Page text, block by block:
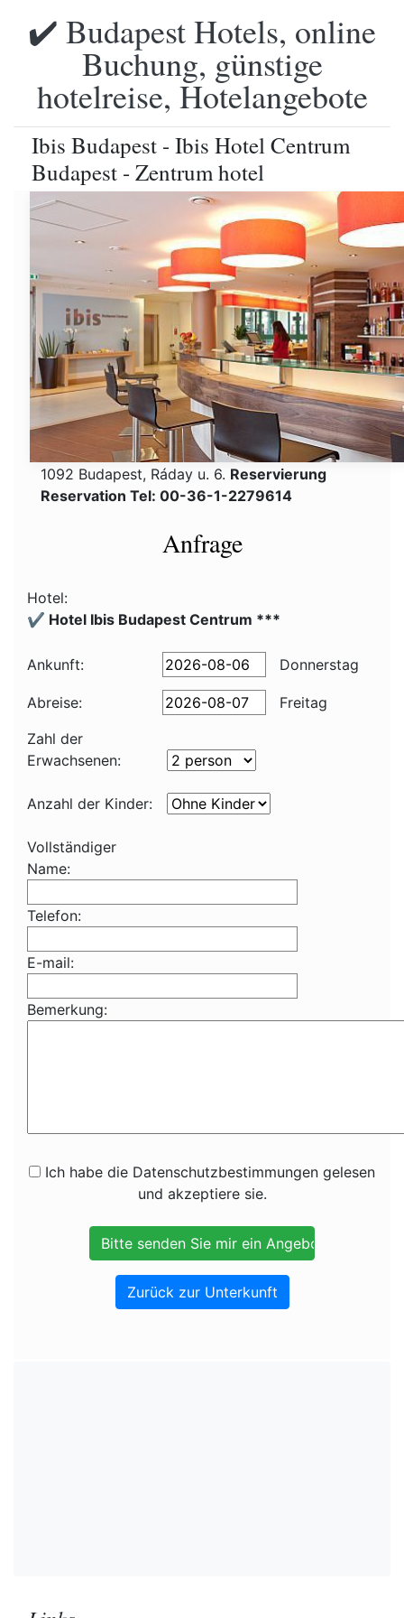
✔️ Budapest Hotels, online
Buchung, günstige
hotelreise, Hotelangebote
Ibis Budapest - Ibis Hotel Centrum
Budapest - Zentrum hotel
1092 Budapest, Ráday u. 6. Reservierung
Reservation Tel: 00-36-1-2279614
Anfrage
Hotel:
✔️ Hotel Ibis Budapest Centrum ***
Ankunft: Donnerstag
Abreise:
Freitag
Zahl der
Erwachsenen:
Anzahl der Kinder:
Vollständiger
Name:
Telefon:
E-mail:
Bemerkung:
Ich habe die Datenschutzbestimmungen gelesen
und akzeptiere sie.
Zurück zur Unterkunft